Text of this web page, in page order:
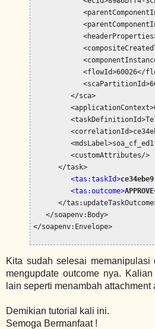
<tas:taskId>
         <tas:outcome>
APPROVE
</
   </soapenv:Body>
</soapenv:Envelope>
Kita sudah selesai
mengupdate outcome nya.
lain seperti menambah attachment
Demikian tutorial kali ini.
Semoga Bermanfaat !